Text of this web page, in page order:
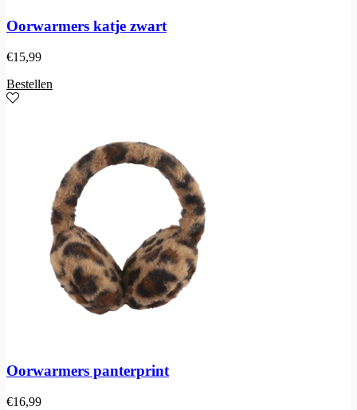
Oorwarmers katje zwart
€15,99
Bestellen
Oorwarmers panterprint
€16,99